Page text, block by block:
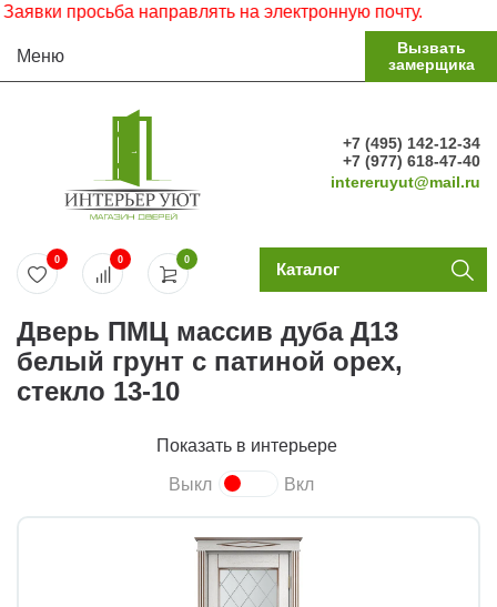
направлять на электронную почту.
Меню
Вызвать
замерщика
+7 (495) 142-12-34
+7 (977) 618-47-40
intereruyut@mail.ru
0
0 0 Каталог
Дверь ПМЦ массив дуба Д13
белый грунт с патиной орех,
стекло 13-10
Показать в интерьере
Выкл Вкл